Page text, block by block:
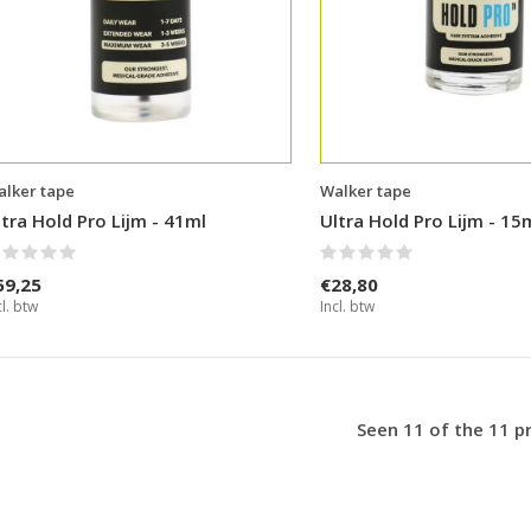
tape
Hold Pro Lijm - 41ml
btw
Walker tape
Ultra Hold Pro Lijm -
€28,80
Incl. btw
Seen 11 of the 11